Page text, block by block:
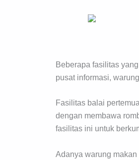
Beberapa fasilitas
pusat informasi,
Fasilitas balai
dengan membawa
fasilitas ini untuk
Adanya warung